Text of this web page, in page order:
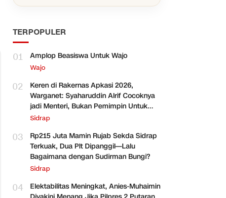
TERPOPULER
01 Amplop Beasiswa Untuk Wajo
Wajo
02
Keren di Rakernas Apkasi 2026,
Warganet: Syaharuddin Alrif Cocoknya
jadi Menteri, Bukan Pemimpin Untuk
Sidrap Saja
Sidrap
03
Rp215 Juta Mamin Rujab Sekda Sidrap
Terkuak, Dua Plt Dipanggil—Lalu
Bagaimana dengan Sudirman Bungi?
Sidrap
04
Elektabilitas Meningkat, Anies-Muhaimin